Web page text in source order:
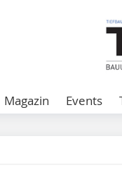
Magazin Events